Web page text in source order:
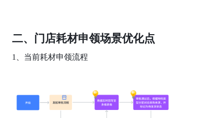
二、门店耗材申领场景优化点
1、当前耗材申领流程